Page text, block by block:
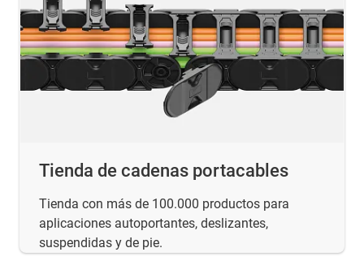
Tienda de cadenas portacables
Tienda con más de 100.000 productos para
aplicaciones autoportantes, deslizantes,
suspendidas y de pie.